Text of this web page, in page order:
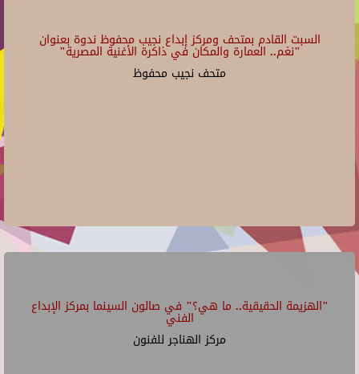
السبت القادم بمتحف ومركز إبداع نجيب محفوظ ندوة بعنوان
"نغم.. العمارة والمكان في ذاكرة الأغنية المصرية"
متحف نجيب محفوظ
"الهزيمة الحقيقية.. ما هي؟" في صالون السينما بمركز الإبداع
الفني
مركز الهناجر للفنون